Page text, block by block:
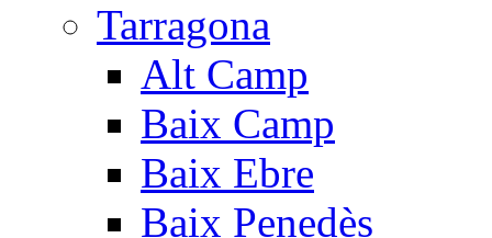
Tarragona
Alt Camp
Baix Camp
Baix Ebre
Baix Penedès